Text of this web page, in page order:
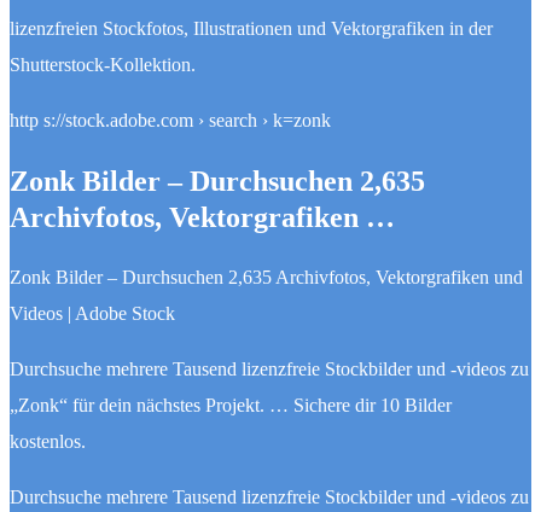
lizenzfreien Stockfotos, Illustrationen und Vektorgrafiken in der
Shutterstock-Kollektion.
http s://stock.adobe.com › search › k=zonk
Zonk Bilder – Durchsuchen 2,635
Archivfotos, Vektorgrafiken …
Zonk Bilder – Durchsuchen 2,635 Archivfotos, Vektorgrafiken und
Videos | Adobe Stock
Durchsuche mehrere Tausend lizenzfreie Stockbilder und -videos zu
„Zonk“ für dein nächstes Projekt. … Sichere dir 10 Bilder
kostenlos.
Durchsuche mehrere Tausend lizenzfreie Stockbilder und -videos zu